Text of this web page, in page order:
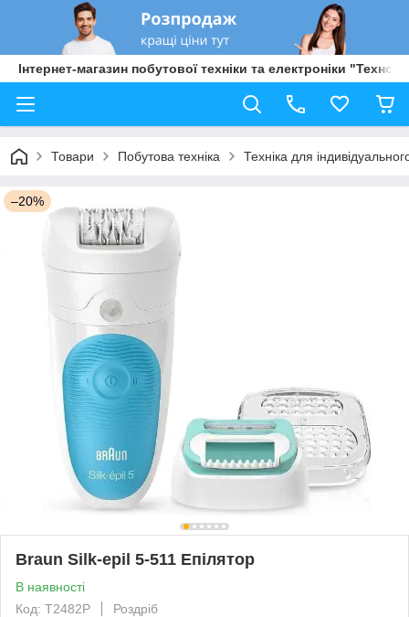
Інтернет-магазин побутової техніки та електроніки "Техно
Товари Побутова техніка Техніка для
–20%
Braun Silk-epil 5-511 Епілятор
В наявності
Код: T2482P
Роздріб